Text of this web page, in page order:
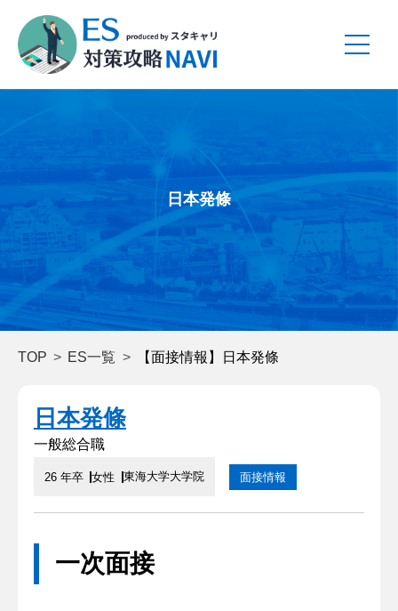
日本発條
TOP ES一覧 【面接情報】日本発條
日本発條
一般総合職
26 年卒 女性 東海大学大学院 面接情報
一次面接